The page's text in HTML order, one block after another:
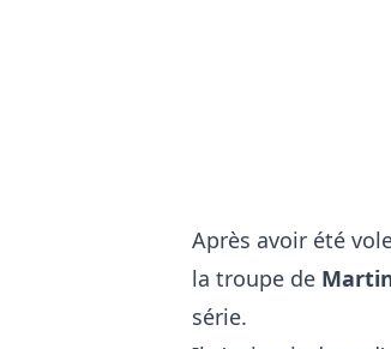
Après avoir été
la troupe de
série.